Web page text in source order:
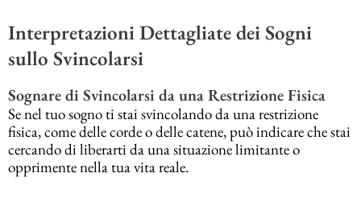
Interpretazioni Dettagliate dei Sogni
sullo Svincolarsi
Sognare di Svincolarsi da una Restrizione Fisica
Se nel tuo sogno ti stai svincolando da una restrizione
fisica, come delle corde o delle catene, può indicare che stai
cercando di liberarti da una situazione limitante o
opprimente nella tua vita reale.